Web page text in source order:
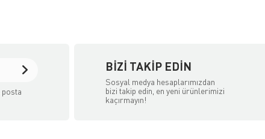
BIZI TAKIP EDIN
Sosyal medya hesaplarımızdan
bizi takip edin, en yeni ürünlerimizi
kaçırmayın!